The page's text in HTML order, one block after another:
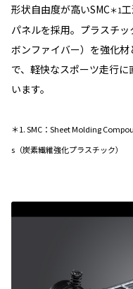
形状自由度が高いSMC＊1
パネルを採用。プラスチ
ボンファイバー）を強化
で、軽快なスポーツ走行
います。
＊1. SMC：Sheet Molding
s（炭素繊維強化プラスチック）